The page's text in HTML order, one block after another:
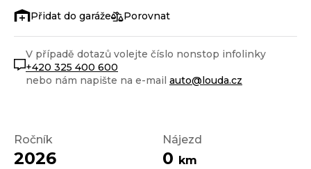
Ročník
2026
Nájezd
0 km
Porovnat
V případě dotazů volejte číslo nonstop infolinky
+420 325 400 600
nebo nám napište na e-mail auto@louda.cz